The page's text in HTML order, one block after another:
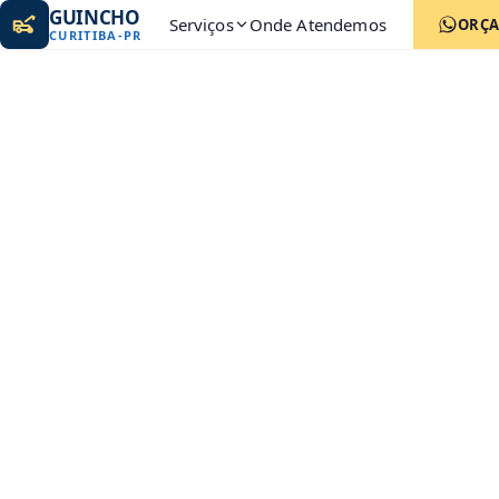
GUINCHO
CURITIBA-PR Serviços Onde Atendemos